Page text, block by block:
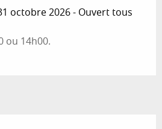
octobre 2026 - Ouvert tous
ou 14h00.